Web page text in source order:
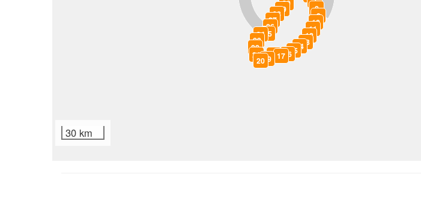
8
9
10
11
12
13
14
15
16
17
18
19
20
21
22
23
2425
26
27
2829
30
30 km